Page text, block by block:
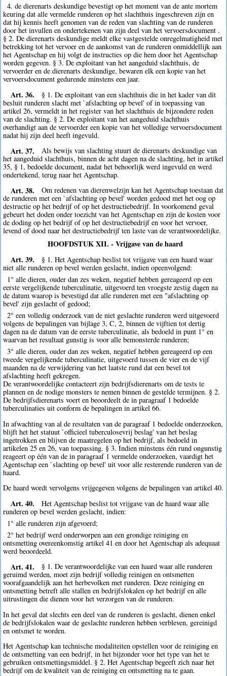
4. de dierenarts deskundige bevestigt op het moment van de ante mortem
keuring dat alle vermelde runderen op het slachthuis ingeschreven zijn en
dat hij kennis heeft genomen van de reden van slachting van de runderen
door het invullen en ondertekenen van zijn deel van het vervoersdocument .
§ 2. De dierenarts deskundige meldt elke vastgestelde onregelmatigheid met
betrekking tot het vervoer en de aankomst van de runderen onmiddellijk aan
het Agentschap en hij volgt de instructies op die hem door het Agentschap
worden gegeven. § 3. De exploitant van het aangeduid slachthuis, de
vervoerder en de dierenarts deskundige, bewaren elk een kopie van het
vervoersdocument gedurende minstens een jaar.
Art. 36.
§ 1. De exploitant van een slachthuis die in het kader van dit
besluit runderen slacht met `afslachting op bevel' of in toepassing van
artikel 26, vermeldt in het register van het slachthuis de bijzondere reden
van de slachting. § 2. De exploitant van het aangeduid slachthuis
overhandigt aan de vervoerder een kopie van het volledige vervoersdocument
nadat hij zijn deel heeft ingevuld.
Art. 37.
Als bewijs van slachting stuurt de dierenarts deskundige van
het aangeduid slachthuis, binnen de acht dagen na de slachting, het in artikel
35, § 1, bedoelde document, nadat het behoorlijk werd ingevuld en werd
ondertekend, terug naar het Agentschap.
Art. 38.
Om redenen van dierenwelzijn kan het Agentschap toestaan dat
de runderen met een `afslachting op bevel' worden gedood met het oog op
destructie op het bedrijf of op het destructiebedrijf. In voorkomend geval
gebeurt het doden onder toezicht van het Agentschap en zijn de kosten voor
de doding op het bedrijf of op het destructiebedrijf en voor het vervoer,
levend of dood naar het destructiebedrijf ten laste van de verantwoordelijke.
HOOFDSTUK XII. - Vrijgave van de haard
Art. 39.
§ 1. Het Agentschap beslist tot vrijgave van een haard waar
niet alle runderen op bevel werden geslacht, indien opeenvolgend:
1° alle dieren, ouder dan zes weken, negatief hebben gereageerd op een
eerste vergelijkende tuberculinatie, uitgevoerd ten vroegste zestig dagen na
de datum waarop is bevestigd dat alle runderen met een "afslachting op
bevel' zijn geslacht of gedood;
2° een volledig onderzoek van de niet geslachte runderen werd uitgevoerd
volgens de bepalingen van bijlage 3, C, 2, binnen de vijftien tot dertig
dagen na de datum van de eerste tuberculinatie, als bedoeld in punt 1° en
waarvan het resultaat gunstig is voor alle bemonsterde runderen;
3° alle dieren, ouder dan zes weken, negatief hebben gereageerd op een
tweede vergelijkende tuberculinatie, uitgevoerd tussen de vier en de vijf
maanden na de verwijdering van het laatste rund dat een bevel tot
afslachting heeft gekregen.
De verantwoordelijke contacteert zijn bedrijfsdierenarts om de tests te
plannen en de nodige monsters te nemen binnen de gestelde termijnen. § 2.
De bedrijfsdierenarts voert en beoordeelt de in paragraaf 1 bedoelde
tuberculinaties uit conform de bepalingen in artikel 66.
In afwachting van al de resultaten van de paragraaf 1 bedoelde onderzoeken,
blijft het het statuut `officieel tuberculosevrij beslag' van het beslag
ingetrokken en blijven de maatregelen op het bedrijf, als bedoeld in
artikelen 25 en 26, van toepassing. § 3. Indien minstens één rund ongunstig
reageert op één van de in paragraaf 1 vermelde onderzoeken, vaardigt het
Agentschap een `slachting op bevel' uit voor alle resterende runderen van de
haard.
De haard wordt vervolgens vrijgegeven volgens de bepalingen van artikel 40.
Art. 40.
Het Agentschap beslist tot vrijgave van de haard waar alle
runderen op bevel werden geslacht, indien:
1° alle runderen zijn afgevoerd;
2° het bedrijf werd onderworpen aan een grondige reiniging en
ontsmetting overeenkomstig artikel 41 en door het Agentschap als adequaat
werd beoordeeld.
Art. 41.
§ 1. De verantwoordelijke van een haard waar alle runderen
geruimd werden, moet zijn bedrijf volledig reinigen en ontsmetten
voorafgaandelijk aan het herbevolken met runderen. Deze reiniging en
ontsmetting betreft alle stallen en bedrijfslokalen op het bedrijf en alle
uitrustingen die dienen voor het verzorgen van de runderen.
In het geval dat slechts een deel van de runderen is geslacht, dienen enkel
de bedrijfslokalen waar de geslachte runderen hebben verbleven, gereinigd
en ontsmet te worden.
Het Agentschap kan technische modaliteiten opstellen voor de reiniging en
de ontsmetting van een bedrijf, in het bijzonder voor het type van het te
gebruiken ontsmettingsmiddel. § 2. Het Agentschap begeeft zich naar het
bedrijf om de kwaliteit van de reiniging en ontsmetting na te gaan.